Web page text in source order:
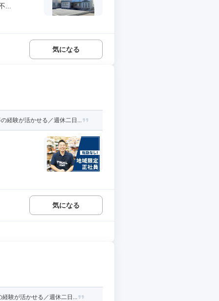
...
気になる
経験が活かせる／週休二日...
気になる
験が活かせる／週休二日...